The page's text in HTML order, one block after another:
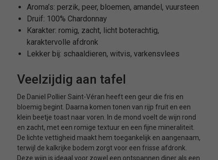
Aroma’s: perzik, peer, bloemen, amandel, vuursteen
Druif: 100% Chardonnay
Karakter: romig, zacht, licht boterachtig,
karaktervolle afdronk
Lekker bij: schaaldieren, witvis, varkensvlees
Veelzijdig aan tafel
De Daniel Pollier Saint-Véran heeft een geur die fris en
bloemig begint. Daarna komen tonen van rijp fruit en een
klein beetje toast naar voren. In de mond voelt de wijn rond
en zacht, met een romige textuur en een fijne mineraliteit.
De lichte vettigheid maakt hem toegankelijk en aangenaam,
terwijl de kalkrijke bodem zorgt voor een frisse afdronk.
Deze wijn is ideaal voor zowel een ontspannen diner als een